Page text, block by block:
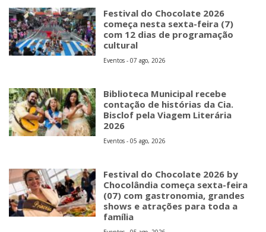
Festival do Chocolate 2026
começa nesta sexta-feira (7)
com 12 dias de programação
cultural
Eventos - 07 ago, 2026
Biblioteca Municipal recebe
contação de histórias da Cia.
Bisclof pela Viagem Literária
2026
Eventos - 05 ago, 2026
Festival do Chocolate 2026 by
Chocolândia começa sexta-feira
(07) com gastronomia, grandes
shows e atrações para toda a
família